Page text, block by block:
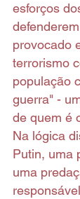
esforços
provocado
terrorismo
população
guerra" -
de quem é
Na lógica
Putin, uma
uma